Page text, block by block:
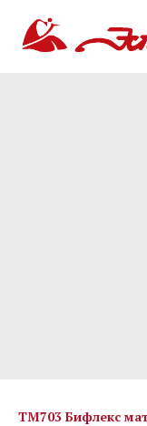
TM703 Бифлекс